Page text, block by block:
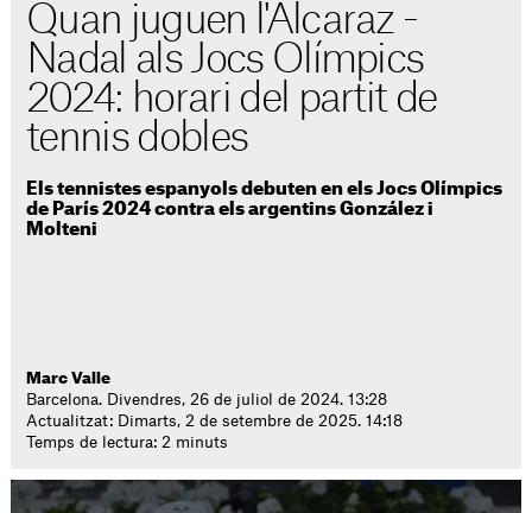
Quan juguen l'Alcaraz -
Nadal als Jocs Olímpics
2024: horari del partit de
tennis dobles
Els tennistes espanyols debuten en els Jocs Olímpics
de París 2024 contra els argentins González i
Molteni
Marc Valle
Barcelona. Divendres, 26 de juliol de 2024. 13:28
Actualitzat: Dimarts, 2 de setembre de 2025. 14:18
Temps de lectura: 2 minuts